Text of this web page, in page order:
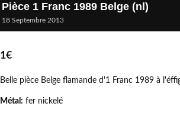
Pièce 1 Franc 1989 Belge (nl)
18 Septembre 2013
1€
Belle pièce Belge flamande d'1 Franc 1989 à
Métal: fer nickelé